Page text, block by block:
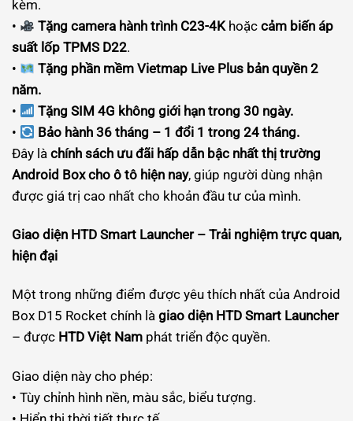
kèm.
•
Tặng camera hành trình C23-4Khoặccảm biến áp
suất lốp TPMS D22.
•
Tặng phần mềm Vietmap Live Plus bản quyền 2
năm.
•
Tặng SIM 4G không giới hạn trong 30 ngày.
•
Bảo hành 36 tháng – 1 đổi 1 trong 24 tháng.
Đây là chính sách ưu đãi hấp dẫn bậc nhất thị trường
Android Box cho ô tô hiện nay, giúp người dùng nhận
được giá trị cao nhất cho khoản đầu tư của mình.
Giao diện HTD Smart Launcher – Trải nghiệm trực quan,
hiện đại
Một trong những điểm được yêu thích nhất của Android
Box D15 Rocket chính là giao diện HTD Smart Launcher
– được HTD Việt Nam phát triển độc quyền.
Giao diện này cho phép:
• Tùy chỉnh hình nền, màu sắc, biểu tượng.